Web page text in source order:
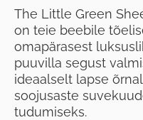
The Little Green
on teie beebile
omapärasest
puuvilla segust
ideaalselt lapse
soojusaste
tudumiseks.